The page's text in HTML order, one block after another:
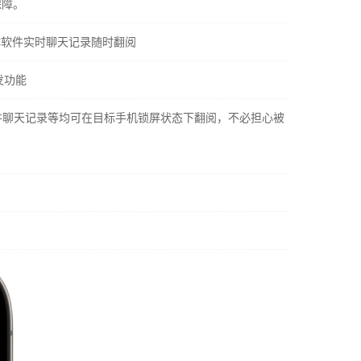
。
件实时聊天记录随时翻阅
功能
天记录等均可在目标手机锁屏状态下翻阅，不必担心被